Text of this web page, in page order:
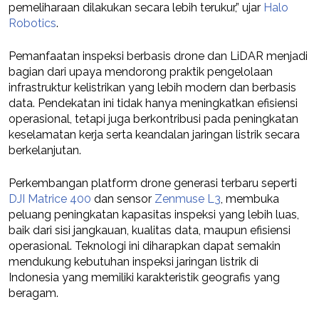
pemeliharaan dilakukan secara lebih terukur,” ujar Halo
Robotics.
Pemanfaatan inspeksi berbasis drone dan LiDAR menjadi
bagian dari upaya mendorong praktik pengelolaan
infrastruktur kelistrikan yang lebih modern dan berbasis
data. Pendekatan ini tidak hanya meningkatkan efisiensi
operasional, tetapi juga berkontribusi pada peningkatan
keselamatan kerja serta keandalan jaringan listrik secara
berkelanjutan.
Perkembangan platform drone generasi terbaru seperti
DJI Matrice 400 dan sensor Zenmuse L3, membuka
peluang peningkatan kapasitas inspeksi yang lebih luas,
baik dari sisi jangkauan, kualitas data, maupun efisiensi
operasional. Teknologi ini diharapkan dapat semakin
mendukung kebutuhan inspeksi jaringan listrik di
Indonesia yang memiliki karakteristik geografis yang
beragam.